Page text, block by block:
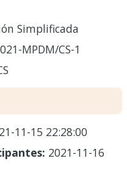
Simplificada
MPDM/CS-1
11-15 22:28:00
2021-11-16